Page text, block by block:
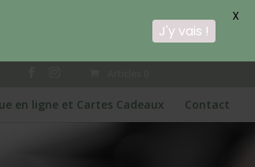
en ligne et Cartes Cadeaux Contact
J'y vais !
X